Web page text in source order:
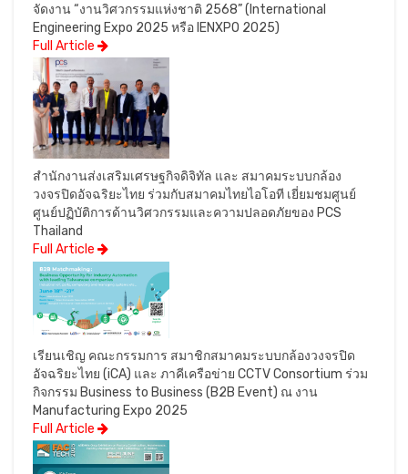
จัดงาน “งานวิศวกรรมแห่งชาติ 2568” (International
Engineering Expo 2025 หรือ IENXPO 2025)
Full Article
สำนักงานส่งเสริมเศรษฐกิจดิจิทัล และ สมาคมระบบกล้อง
วงจรปิดอัจฉริยะไทย ร่วมกับสมาคมไทยไอโอที เยี่ยมชมศูนย์
ศูนย์ปฏิบัติการด้านวิศวกรรมและความปลอดภัยของ PCS
Thailand
Full Article
เรียนเชิญ คณะกรรมการ สมาชิกสมาคมระบบกล้องวงจรปิด
อัจฉริยะไทย (iCA) และ ภาคีเครือข่าย CCTV Consortium ร่วม
กิจกรรม Business to Business (B2B Event) ณ งาน
Manufacturing Expo 2025
Full Article